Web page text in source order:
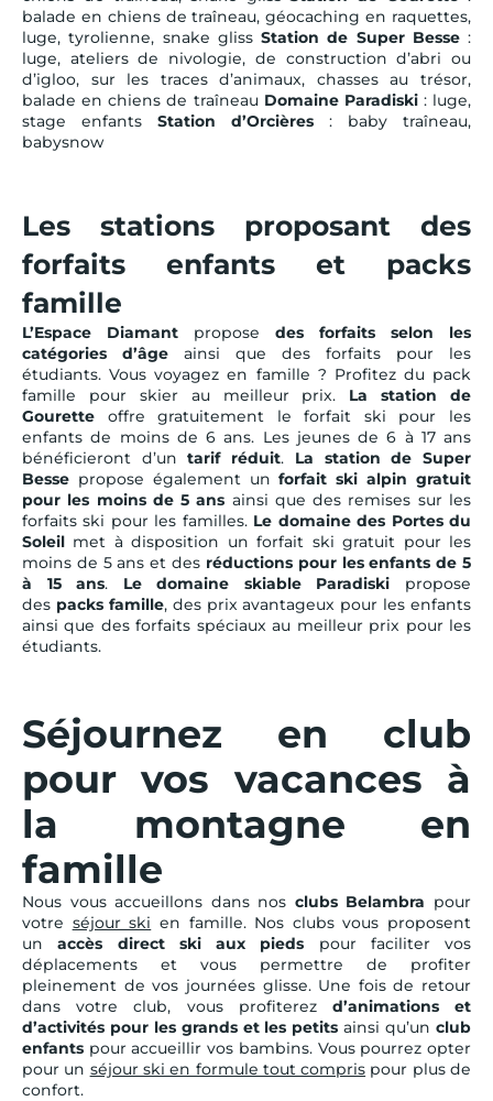
balade en chiens de traîneau, géocaching en raquettes,
luge, tyrolienne, snake gliss Station de Super Besse:
luge, ateliers de nivologie, de construction d’abri ou
d’igloo, sur les traces d’animaux, chasses au trésor,
balade en chiens de traîneau Domaine Paradiski: luge,
stage enfants Station d’Orcières : baby traîneau,
babysnow
Les stations proposant des
forfaits enfants et packs
famille
L’Espace Diamant propose des forfaits selon les
catégories d’âge ainsi que des forfaits pour les
étudiants. Vous voyagez en famille ? Profitez du pack
famille pour skier au meilleur prix. La station de
Gourette offre gratuitement le forfait ski pour les
enfants de moins de 6 ans. Les jeunes de 6 à 17 ans
bénéficieront d’untarif réduit. La station de Super
Besse propose également unforfait ski alpin gratuit
pour les moins de 5 ans ainsi que des remises sur les
forfaits ski pour les familles. Le domaine des Portes du
Soleil met à disposition un forfait ski gratuit pour les
moins de 5 ans et des réductions pour les enfants de 5
à 15 ans. Le domaine skiable Paradiski propose
des packs famille, des prix avantageux pour les enfants
ainsi que des forfaits spéciaux au meilleur prix pour les
étudiants.
Séjournez en club
pour vos vacances à
la montagne en
famille
Nous vous accueillons dans nos clubs Belambra pour
votre séjour ski en famille. Nos clubs vous proposent
unaccès direct ski aux pieds pour faciliter vos
déplacements et vous permettre de profiter
pleinement de vos journées glisse. Une fois de retour
dans votre club, vous profiterez d’animations et
d’activités pour les grands et les petits ainsi qu’unclub
enfants pour accueillir vos bambins. Vous pourrez opter
pour un séjour ski en formule tout compris pour plus de
confort.